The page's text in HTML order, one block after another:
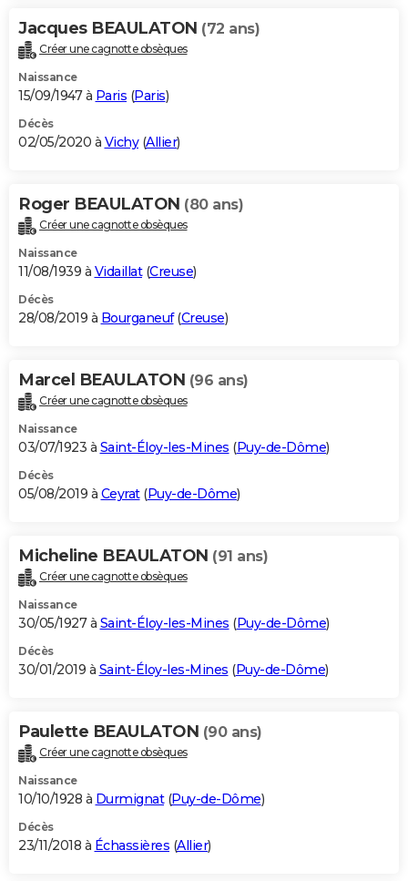
Jacques BEAULATON (72 ans)
Créer une cagnotte obsèques
Naissance
15/09/1947 à Paris (Paris)
Décès
02/05/2020 à Vichy(Allier)
Roger BEAULATON (80 ans)
Créer une cagnotte obsèques
Naissance
11/08/1939 à Vidaillat(Creuse)
Décès
28/08/2019 à Bourganeuf(Creuse)
Marcel BEAULATON (96 ans)
Créer une cagnotte obsèques
Naissance
03/07/1923 à Saint-Éloy-les-Mines (Puy-de-Dôme)
Décès
05/08/2019 à Ceyrat(Puy-de-Dôme)
Micheline BEAULATON (91 ans)
Créer une cagnotte obsèques
Naissance
30/05/1927 à Saint-Éloy-les-Mines (Puy-de-Dôme)
Décès
30/01/2019 à Saint-Éloy-les-Mines (Puy-de-Dôme)
Paulette BEAULATON (90 ans)
Créer une cagnotte obsèques
Naissance
10/10/1928 à Durmignat(Puy-de-Dôme)
Décès
23/11/2018 à Échassières (Allier)